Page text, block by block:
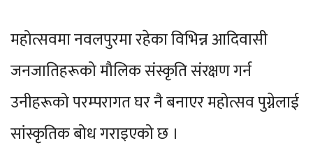
महोत्सवमा नवलपुरमा रहेका विभिन्न आदिवासी
जनजातिहरूको मौलिक संस्कृति संरक्षण गर्न
उनीहरूको परम्परागत घर नै बनाएर महोत्सव पुग्नेलाई
सांस्कृतिक बोध गराइएको छ ।